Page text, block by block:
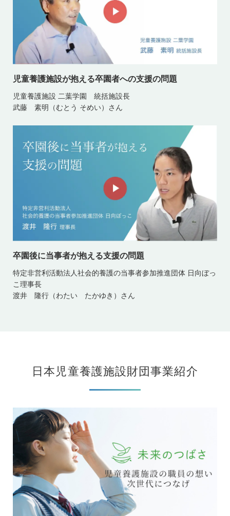
児童養護施設が抱える卒園者への支援の問題
児童養護施設 二葉学園 統括施設長
武藤 素明（むとう そめい）さん
卒園後に当事者が抱える支援の問題
特定非営利活動法人社会的養護の当事者参加推進団体 日向ぼっ
こ理事長
渡井 隆行（わたい たかゆき）さん
日本児童養護施設財団事業紹介